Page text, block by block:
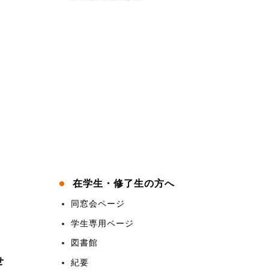
在学生・修了生の方へ
同窓会ページ
学生専用ページ
図書館
紀要